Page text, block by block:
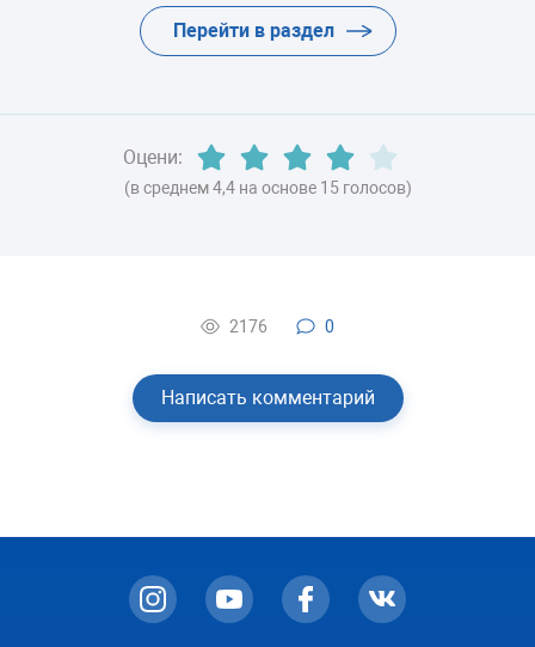
R600a (изобутан)
ВЕС
Перейти в раздел
Оцени:
(в среднем 4,4 на основе 15 голосов)
2176 0
Написать комментарий